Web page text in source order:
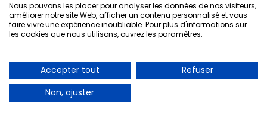
© Meubles Belot • TVA BE 0412 512 987
Powered bywww.meaweb.tech • Agence de
Nous pouvons les placer pour analyser les données de nos visiteurs,
améliorer notre site Web, afficher un contenu personnalisé et vous
faire vivre une expérience inoubliable. Pour plus d'informations sur
les cookies que nous utilisons, ouvrez les paramètres.
Accepter tout
Refuser
Non, ajuster